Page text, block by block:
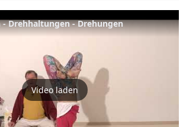
Drehhaltungen - Drehungen
Video laden